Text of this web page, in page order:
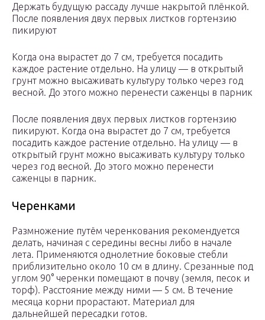
Держать будущую рассаду лучше накрытой плёнкой.
После появления двух первых листков гортензию
пикируют
Когда она вырастет до 7 см, требуется посадить
каждое растение отдельно. На улицу — в открытый
грунт можно высаживать культуру только через год
весной. До этого можно перенести саженцы в парник
После появления двух первых листков гортензию
пикируют. Когда она вырастет до 7 см, требуется
посадить каждое растение отдельно. На улицу — в
открытый грунт можно высаживать культуру только
через год весной. До этого можно перенести
саженцы в парник.
Черенками
Размножение путём черенкования рекомендуется
делать, начиная с середины весны либо в начале
лета. Применяются однолетние боковые стебли
приблизительно около 10 см в длину. Срезанные под
углом 90° черенки помещают в почву (земля, песок и
торф). Расстояние между ними — 5 см. В течение
месяца корни прорастают. Материал для
дальнейшей пересадки готов.